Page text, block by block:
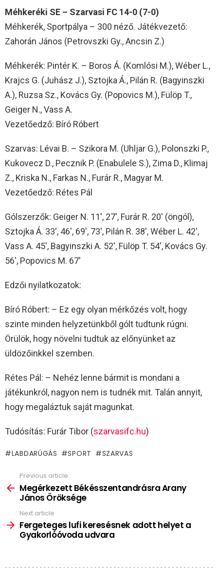
Méhkeréki SE – Szarvasi FC 14-0 (7-0)
Méhkerék, Sportpálya – 300 néző. Játékvezető:
Zahorán János (Petrovszki Gy., Ancsin Z.)
Méhkerék: Pintér K. – Boros Á. (Komlósi M.), Wéber L.,
Krajcs G. (Juhász J.), Sztojka Á., Pilán R. (Bagyinszki
A.), Ruzsa Sz., Kovács Gy. (Popovics M.), Fülöp T.,
Geiger N., Vass A.
Vezetőedző: Bíró Róbert
Szarvas: Lévai B. – Szikora M. (Uhljar G.), Polonszki P.,
Kukovecz D., Pecznik P. (Enabulele S.), Zima D., Klimaj
Z., Kriska N., Farkas N., Furár R., Magyar M.
Vezetőedző: Rétes Pál
Gólszerzők: Geiger N. 11′, 27′, Furár R. 20′ (öngól),
Sztojka Á. 33′, 46′, 69′, 73′, Pilán R. 38′, Wéber L. 42′,
Vass A. 45′, Bagyinszki A. 52′, Fülöp T. 54′, Kovács Gy.
56′, Popovics M. 67′
Edzői nyilatkozatok:
Bíró Róbert: – Ez egy olyan mérkőzés volt, hogy
szinte minden helyzetünkből gólt tudtunk rúgni.
Örülök, hogy növelni tudtuk az előnyünket az
üldözőinkkel szemben.
Rétes Pál: – Nehéz lenne bármit is mondani a
játékunkról, nagyon nem is tudnék mit. Talán annyit,
hogy megaláztuk saját magunkat.
Tudósítás: Furár Tibor (szarvasifc.hu)
LABDARÚGÁS SPORT SZARVAS
more
Previous article
Megérkezett Békésszentandrásra Arany
János Öröksége
Next article
Fergeteges lufi keresésnek adott helyet a
Gyakorlóóvoda udvara